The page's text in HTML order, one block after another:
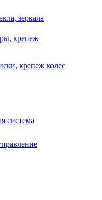
зеркала
крепеж
крепеж колес
система